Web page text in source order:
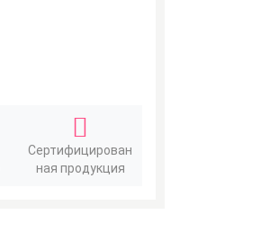
Сертифицирован
ная продукция